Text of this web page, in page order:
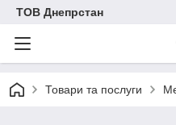
ТОВ Днепрстан
Товари та послуги